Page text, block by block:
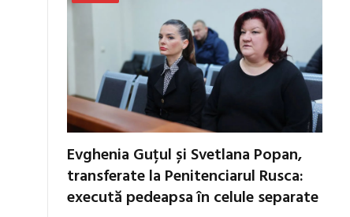
Evghenia Guțul și Svetlana Popan,
transferate la Penitenciarul Rusca:
execută pedeapsa în celule separate